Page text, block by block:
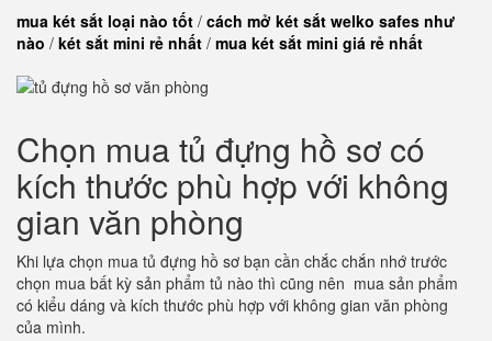
mua két sắt loại nào tốt / cách mở két sắt welko safes như
nào / két sắt mini rẻ nhất / mua két sắt mini giá rẻ nhất
Chọn mua tủ đựng hồ sơ có
kích thước phù hợp với không
gian văn phòng
Khi lựa chọn mua tủ đựng hồ sơ bạn cần chắc chắn nhớ trước
chọn mua bất kỳ sản phẩm tủ nào thì cũng nên mua sản phẩm
có kiểu dáng và kích thước phù hợp với không gian văn phòng
của mình.